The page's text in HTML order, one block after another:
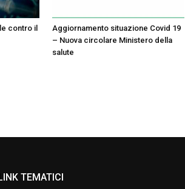
contro il
Aggiornamento situazione Covid 19
– Nuova circolare Ministero della
salute
TEMATICI